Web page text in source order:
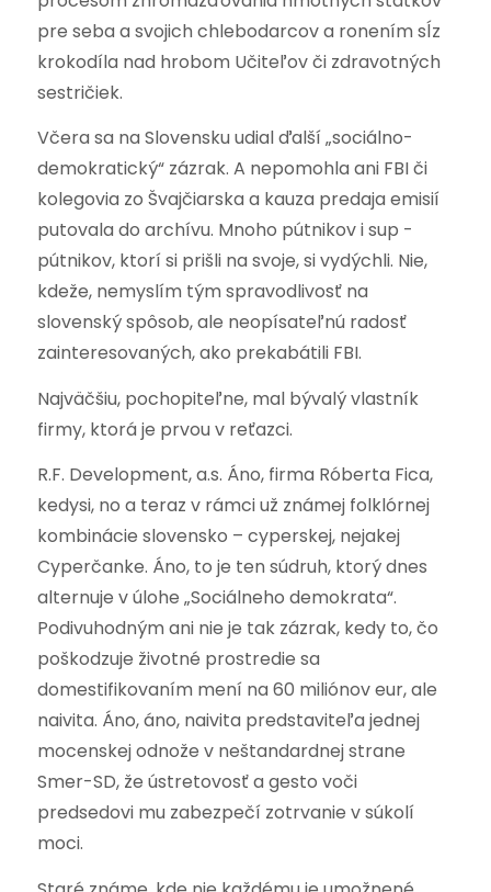
pre seba a svojich chlebodarcov a ronením sĺz
krokodíla nad hrobom Učiteľov či zdravotných
sestričiek.
Včera sa na Slovensku udial ďalší „sociálno-
demokratický“ zázrak. A nepomohla ani FBI či
kolegovia zo Švajčiarska a kauza predaja emisií
putovala do archívu. Mnoho pútnikov i sup -
pútnikov, ktorí si prišli na svoje, si vydýchli. Nie,
kdeže, nemyslím tým spravodlivosť na
slovenský spôsob, ale neopísateľnú radosť
zainteresovaných, ako prekabátili FBI.
Najväčšiu, pochopiteľne, mal bývalý vlastník
firmy, ktorá je prvou v reťazci.
R.F. Development, a.s. Áno, firma Róberta Fica,
kedysi, no a teraz v rámci už známej folklórnej
kombinácie slovensko – cyperskej, nejakej
Cyperčanke. Áno, to je ten súdruh, ktorý dnes
alternuje v úlohe „Sociálneho demokrata“.
Podivuhodným ani nie je tak zázrak, kedy to, čo
poškodzuje životné prostredie sa
domestifikovaním mení na 60 miliónov eur, ale
naivita. Áno, áno, naivita predstaviteľa jednej
mocenskej odnože v neštandardnej strane
Smer-SD, že ústretovosť a gesto voči
predsedovi mu zabezpečí zotrvanie v súkolí
moci.